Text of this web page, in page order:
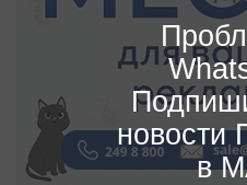
новости
в